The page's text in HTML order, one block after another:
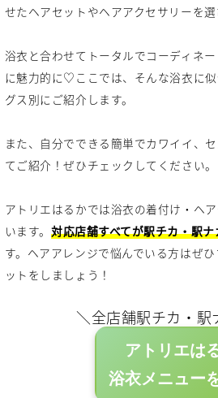
せたヘアセットやヘアアクセサリーを選
浴衣と合わせてトータルでコーディネ
に魅力的に♡ここでは、そんな浴衣に
グス別にご紹介します。
また、自分でできる簡単でカワイイ、
てご紹介！ぜひチェックしてください。
アトリエはるかでは浴衣の着付け・ヘ
います。 対応店舗すべてが駅チカ・駅
す。ヘアアレンジで悩んでいる方はぜ
ットをしましょう！
＼全店舗駅チカ・駅
アトリエは
浴衣メニュー